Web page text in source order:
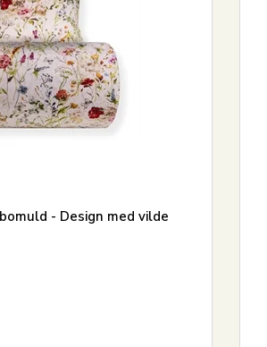
- Design med vilde